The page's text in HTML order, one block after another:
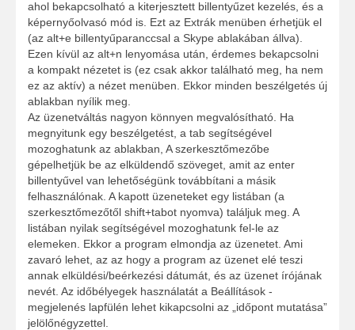
ahol bekapcsolható a kiterjesztett billentyűzet kezelés, és a
képernyőolvasó mód is. Ezt az Extrák menüben érhetjük el
(az alt+e billentyűparanccsal a Skype ablakában állva).
Ezen kívül az alt+n lenyomása után, érdemes bekapcsolni
a kompakt nézetet is (ez csak akkor található meg, ha nem
ez az aktív) a nézet menüben. Ekkor minden beszélgetés új
ablakban nyílik meg.
Az üzenetváltás nagyon könnyen megvalósítható. Ha
megnyitunk egy beszélgetést, a tab segítségével
mozoghatunk az ablakban, A szerkesztőmezőbe
gépelhetjük be az elküldendő szöveget, amit az enter
billentyűvel van lehetőségünk továbbítani a másik
felhasználónak. A kapott üzeneteket egy listában (a
szerkesztőmezőtől shift+tabot nyomva) találjuk meg. A
listában nyilak segítségével mozoghatunk fel-le az
elemeken. Ekkor a program elmondja az üzenetet. Ami
zavaró lehet, az az hogy a program az üzenet elé teszi
annak elküldési/beérkezési dátumát, és az üzenet írójának
nevét. Az időbélyegek használatát a Beállítások -
megjelenés lapfülén lehet kikapcsolni az „időpont mutatása”
jelölőnégyzettel.